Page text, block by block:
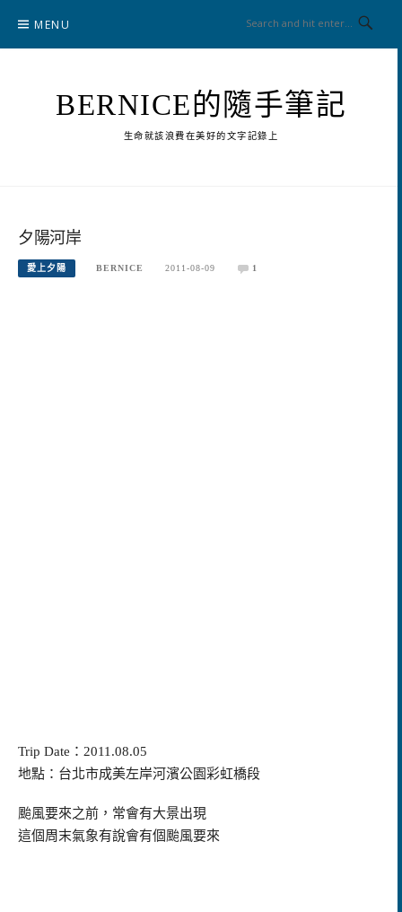
content
MENU
BERNICE的隨手筆記
生命就該浪費在美好的文字記錄上
夕陽河岸
愛上夕陽 BERNICE 2011-08-09 1
Trip Date ： 2011.08.05
地點：台北市成美左岸河濱公園彩虹橋段
颱風要來之前，常會有大景出現
這個周末氣象有說會有個颱風要來